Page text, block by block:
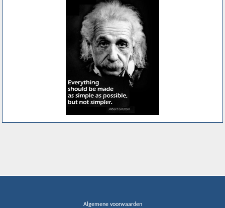
Algemene voorwaarden